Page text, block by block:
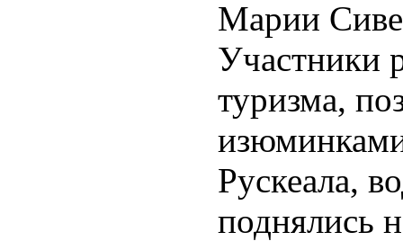
Марии
Участники
туризма,
Рускеала,
поднялись